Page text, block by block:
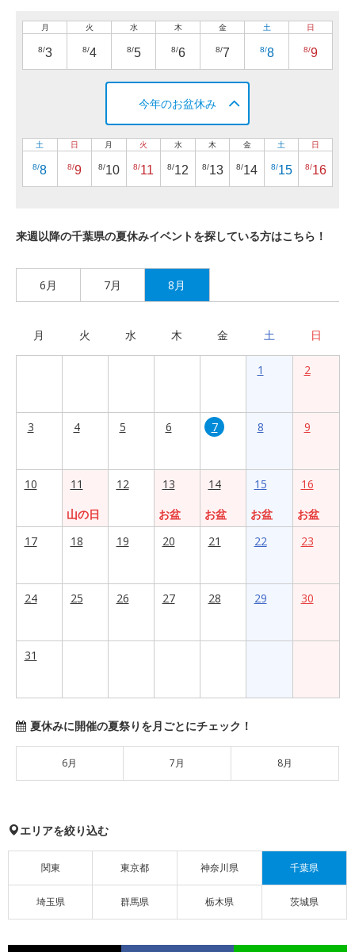
月
8/3
火
8/4
水
8/5
木
8/6
金
8/7
土
8/8
日
8/9
今年のお盆休み
土
8/8
日
8/9
月
8/10
火
8/11
水
8/12
木
8/13
金
8/14
土
8/15
日
8/16
来週以降の千葉県の夏休みイベントを探している方はこちら！
6月 7月 8月
月 火 水 木 金 土 日
1 2
3 4 5 6 7 8 9
10
11
山の日
12
13
お盆
14
お盆
15
お盆
16
お盆
17
18 19 20 21 22 23
24 25 26 27 28 29 30
31
夏休みに開催の夏祭りを月ごとにチェック！
6月 7月 8月
エリアを絞り込む
関東 東京都 神奈川県 千葉県
埼玉県 群馬県 栃木県 茨城県